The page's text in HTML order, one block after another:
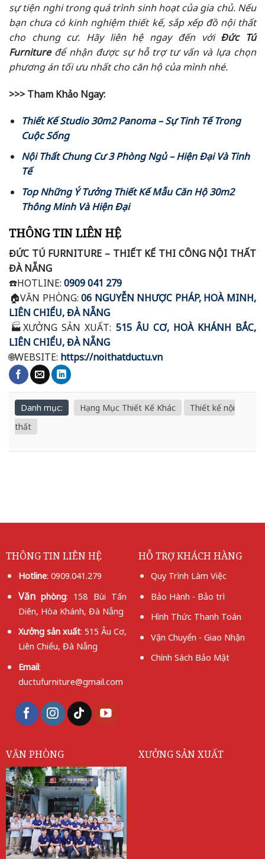
sự tiện nghi trong quá trình sinh hoạt của gia chủ. Nếu
bạn chưa có kinh nghiệm thiết kế, sắp xếp đồ nội thất
cho chung cư. Hãy liên hệ ngay đến với Đức Tú
Furnituređể nhận được sự hỗ trợ tư vấn và lựa chọn
phương án tối ưu nhất cho căn hộ của mình nhé.
>>> Tham Khảo Ngay:
Thiết Kế Studio 30m2 Panoma – Sự Tinh Tế Trong
Cuộc Sống
Nội Thất Chung Cư 3 Phòng Ngủ – Hiện Đại Và Tinh
Tế
Top Những Ý Tưởng Thiết Kế Mẫu Căn Hộ 30m2
Thông Minh Và Hiện Đại
THÔNG TIN LIÊN HỆ
ĐỨC TÚ FURNITURE – THIẾT KẾ THI CÔNG NỘI THẤT
ĐÀ NẴNG
☎️HOTLINE: 0909 041 279
🏠VĂN PHÒNG: 06 NGUYỄN NHƯỢC PHÁP, HOÀ MINH,
LIÊN CHIỂU, ĐÀ NẴNG
🏭XƯỞNG SẢN XUẤT: 515 ÂU CƠ, HOÀ KHÁNH BẮC,
LIÊN CHIỂU, ĐÀ NẴNG
🌐WEBSITE: https://noithatductu.vn
Danh mục: Hạng Mục Thiết Kế Khác
Thiết kế nội
thất
THÔNG TIN LIÊN HỆ
Hotline: 0909.041.279
Vănphòng: 158 Bùi Tấn
Diên, Hòa Khánh, Đà Nẵng
Xưởng sản xuất: 515 Âu Cơ,
Liên Chiểu, Đà Nẵng
Email:
ductufurniture@gmail.com
HỖ TRỢ KHÁCH HÀNG
Quy Trình Làm Việc
Bảo Hành - Bảo trì
Hình Thức Thanh Toán
Vận Chuyển - Giao Nhận
Chính Sách Bảo Mật
VĂN PHÒNG XƯỞNG SẢN XUẤT